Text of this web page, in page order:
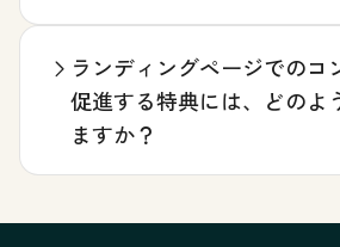
ランディングページでのコ
促進する特典には、どのよ
ますか？